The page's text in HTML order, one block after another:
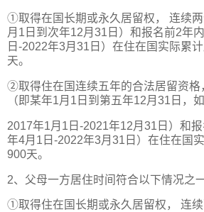
①取得在国长期或永久居留权， 连续
月1日到次年12月31日）和报名前2年
日-2022年3月31日）在住在国实际累
天。
②取得住在国连续五年的合法居留资格
（即某年1月1日到第五年12月31日，如
2017年1月1日-2021年12月31日）和
年4月1日-2022年3月31日）在住在国
900天。
2、父母一方居住时间符合以下情况之一
①取得住在国长期或永久居留权， 连